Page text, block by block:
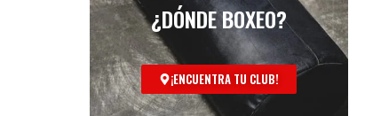
¿DÓNDE BOXEO?
¡ENCUENTRA TU CLUB!